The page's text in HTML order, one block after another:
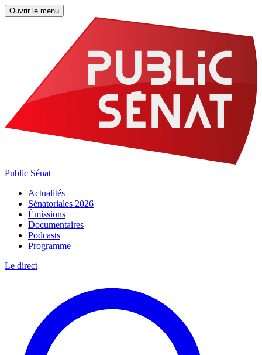
Ouvrir le menu
Public Sénat
Actualités
Sénatoriales 2026
Émissions
Documentaires
Podcasts
Programme
Le direct